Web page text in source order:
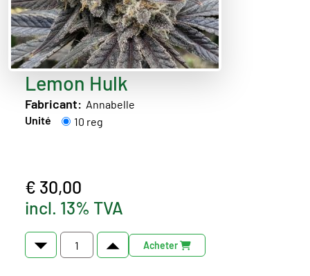
Lemon Hulk
Fabricant: Annabelle
Unité
10 reg
€ 30,00
incl. 13% TVA
Acheter